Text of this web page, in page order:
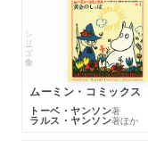
シリーズ・全集
トーベ・ヤンソン著
ラルス・ヤンソン著ほか